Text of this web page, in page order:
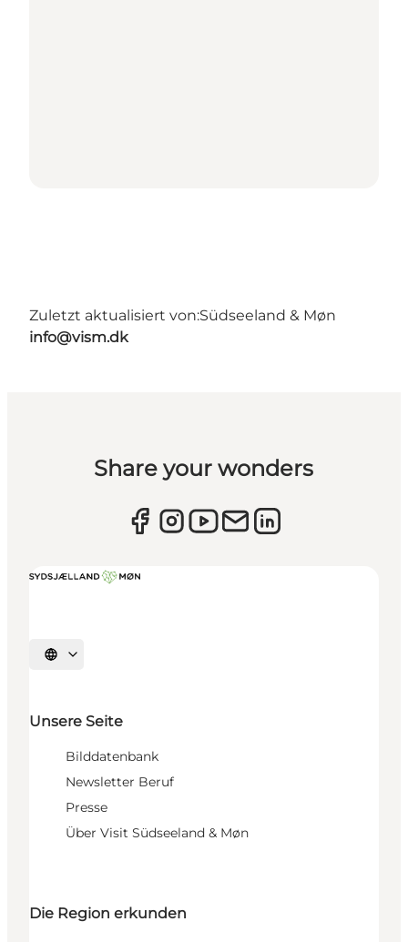
Zuletzt aktualisiert von:Südseeland & Møn
info@vism.dk
Share your wonders
Sprache auswählen
Unsere Seite
Bilddatenbank
Newsletter Beruf
Presse
Über Visit Südseeland & Møn
Die Region erkunden